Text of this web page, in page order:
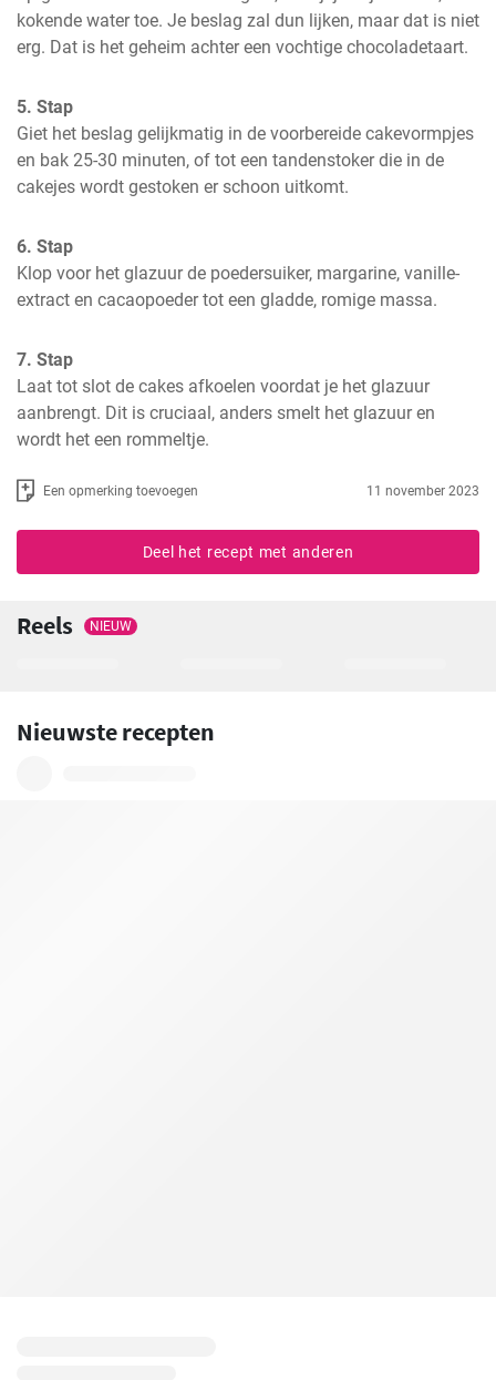
kokende water toe. Je beslag zal dun lijken, maar dat is niet
erg. Dat is het geheim achter een vochtige chocoladetaart.
5. Stap
Giet het beslag gelijkmatig in de voorbereide cakevormpjes
en bak 25-30 minuten, of tot een tandenstoker die in de
cakejes wordt gestoken er schoon uitkomt.
6. Stap
Klop voor het glazuur de poedersuiker, margarine, vanille-
extract en cacaopoeder tot een gladde, romige massa.
7. Stap
Laat tot slot de cakes afkoelen voordat je het glazuur
aanbrengt. Dit is cruciaal, anders smelt het glazuur en
wordt het een rommeltje.
Een opmerking toevoegen 11 november 2023
Deel het recept met anderen
Reels NIEUW
Nieuwste recepten